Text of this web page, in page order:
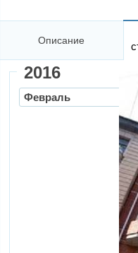
Описание
2016
Февраль